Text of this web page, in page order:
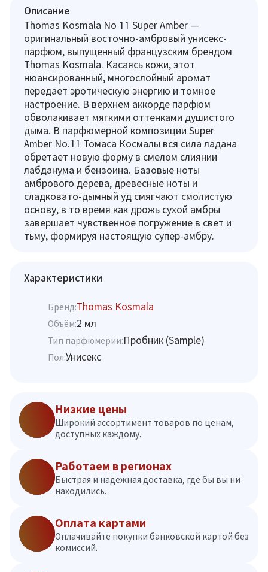
Описание
Thomas Kosmala No 11 Super Amber —
оригинальный восточно-амбровый унисекс-
парфюм, выпущенный французским брендом
Thomas Kosmala. Касаясь кожи, этот
нюансированный, многослойный аромат
передает эротическую энергию и томное
настроение. В верхнем аккорде парфюм
обволакивает мягкими оттенками душистого
дыма. В парфюмерной композиции Super
Amber No.11 Томаса Космалы вся сила ладана
обретает новую форму в смелом слиянии
лабданума и бензоина. Базовые ноты
амбрового дерева, древесные ноты и
сладковато-дымный уд смягчают смолистую
основу, в то время как дрожь сухой амбры
завершает чувственное погружение в свет и
тьму, формируя настоящую супер-амбру.
Характеристики
Бренд:Thomas Kosmala
Объём:2 мл
Тип парфюмерии:Пробник (Sample)
Пол:Унисекс
Низкие цены
Широкий ассортимент товаров по ценам,
доступных каждому.
Работаем в регионах
Быстрая и надежная доставка, где бы вы ни
находились.
Оплата картами
Оплачивайте покупки банковской картой без
комиссий.